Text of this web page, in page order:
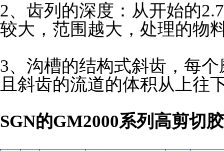
2、齿列的深度：从开始的
较大，范围越大，处理的物
3、沟槽的结构式斜齿，每
且斜齿的流道的体积从上往
SGN的GM2000系列高剪切